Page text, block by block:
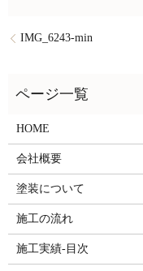
IMG_6243-min
HOME
会社概要
塗装について
施工の流れ
施工実績-目次